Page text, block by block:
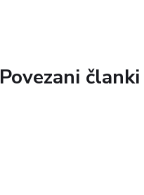
Povezani članki